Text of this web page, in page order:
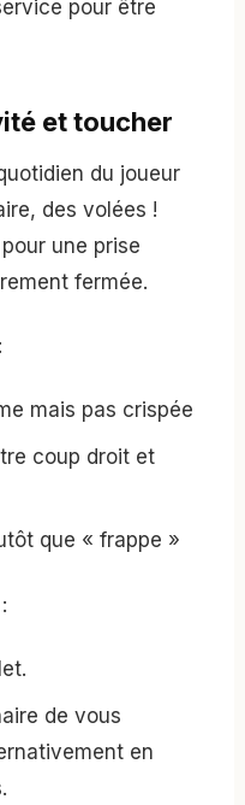
pour être
et toucher
du joueur
des volées !
une prise
fermée.
mais pas crispée
coup droit et
que « frappe »
de vous
en